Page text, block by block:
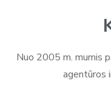
Nuo 2005 m. mumis
agentūros